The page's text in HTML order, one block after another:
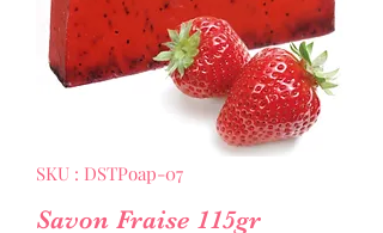
SKU : DSTPoap-07
Savon Fraise 115gr